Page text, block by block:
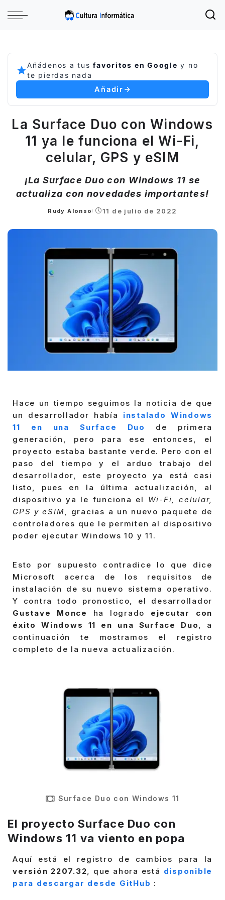
Añádenos a tusfavoritos en Google y no
te pierdas nada
Añadir
La Surface Duo con Windows
11 ya le funciona el Wi-Fi,
celular, GPS y eSIM
¡La Surface Duo con Windows 11 se
actualiza con novedades importantes!
Posted
Rudy Alonso 11 de julio de 2022
Hace un tiempo seguimos la noticia de que
un desarrollador había instalado Windows
11 en una Surface Duo
de primera
generación, pero para ese entonces, el
proyecto estaba bastante verde. Pero con el
paso del tiempo y el arduo trabajo del
desarrollador, este proyecto ya está casi
listo, pues en la última actualización, al
dispositivo ya le funciona el
Wi-Fi, celular,
GPS y eSIM, gracias a un nuevo paquete de
controladores que le permiten al dispositivo
poder ejecutar Windows 10 y 11.
Esto por supuesto contradice lo que dice
Microsoft acerca de los requisitos de
instalación de su nuevo sistema operativo.
Y contra todo pronostico, el desarrollador
Gustave Monce
ha logrado ejecutar con
éxito Windows 11 en una Surface Duo, a
continuación te mostramos el registro
completo de la nueva actualización.
Surface Duo con Windows 11
El proyecto Surface Duo con
Windows 11 va viento en popa
Aquí está el registro de cambios para la
versión 2207.32, que ahora está disponible
para descargar desde GitHub :